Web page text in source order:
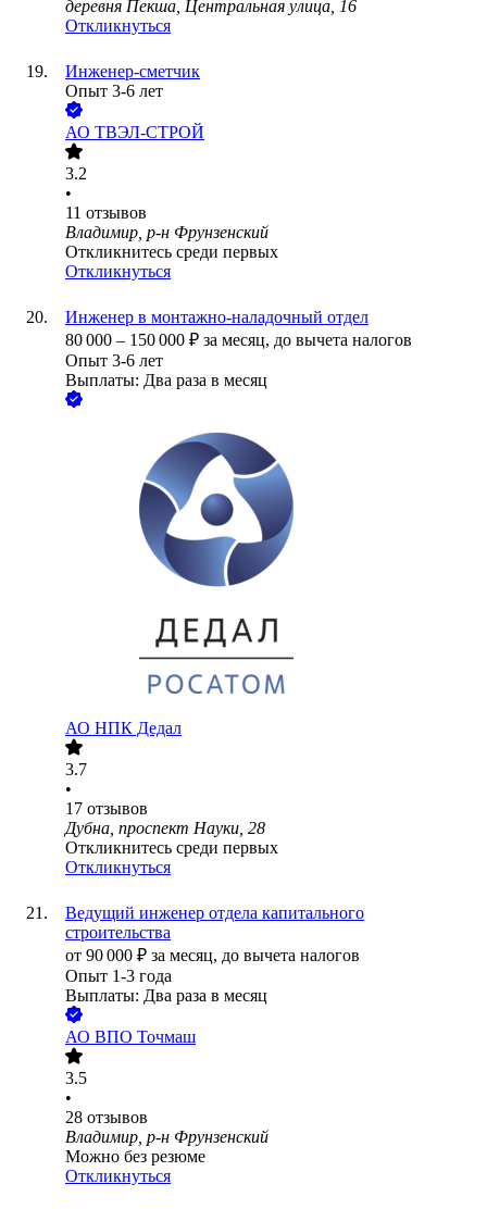
деревня Пекша, Центральная улица, 16
Откликнуться
Инженер-сметчик
Опыт 3-6 лет
АО ТВЭЛ-СТРОЙ
3.2
•
11 отзывов
Владимир, р-н Фрунзенский
Откликнитесь среди первых
Откликнуться
Инженер в монтажно-наладочный отдел
80 000 – 150 000 ₽ за месяц, до вычета налогов
Опыт 3-6 лет
Выплаты: Два раза в месяц
АО НПК Дедал
3.7
•
17 отзывов
Дубна, проспект Науки, 28
Откликнитесь среди первых
Откликнуться
Ведущий инженер отдела капитального
строительства
от 90 000 ₽ за месяц, до вычета налогов
Опыт 1-3 года
Выплаты: Два раза в месяц
АО ВПО Точмаш
3.5
•
28 отзывов
Владимир, р-н Фрунзенский
Можно без резюме
Откликнуться